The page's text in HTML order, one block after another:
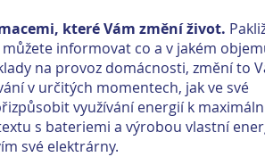
které Vám změní život.
informovat co a v jakém
na provoz domácnosti, změní to
v určitých momentech, jak ve své
využívání energií k
s bateriemi a výrobou vlastní
své elektrárny.